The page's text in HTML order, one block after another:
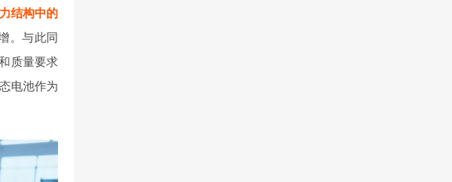
结构中的
。与此同
质量要求
电池作为